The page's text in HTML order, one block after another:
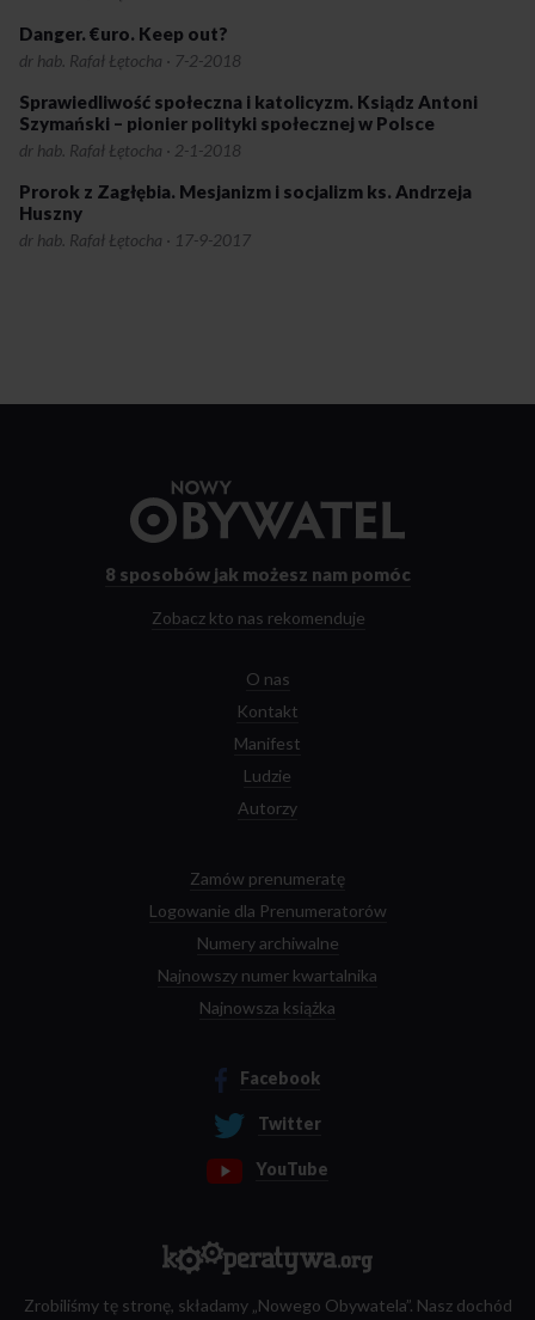
Danger. €uro. Keep out?
dr hab. Rafał Łętocha · 7-2-2018
Sprawiedliwość społeczna i katolicyzm. Ksiądz Antoni
Szymański – pionier polityki społecznej w Polsce
dr hab. Rafał Łętocha · 2-1-2018
Prorok z Zagłębia. Mesjanizm i socjalizm ks. Andrzeja
Huszny
dr hab. Rafał Łętocha · 17-9-2017
strony
8 sposobów jak możesz nam pomóc
Zobacz kto nas rekomenduje
O nas
Kontakt
Manifest
Ludzie
Autorzy
Zamów prenumeratę
Logowanie dla Prenumeratorów
Numery archiwalne
Najnowszy numer kwartalnika
Najnowsza książka
Facebook
Twitter
YouTube
Zrobiliśmy tę stronę, składamy „Nowego Obywatela”. Nasz dochód